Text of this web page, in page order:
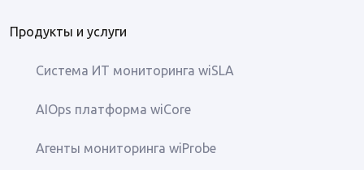
Продукты и услуги
Система ИТ мониторинга wiSLA
AIOps платформа wiCore
Агенты мониторинга wiProbe